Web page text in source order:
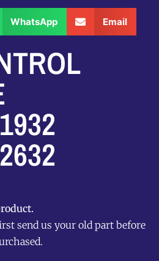
WhatsApp Email
send us your old part before